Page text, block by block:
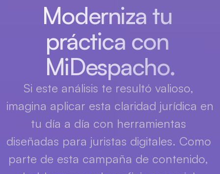
Moderniza tu
práctica con
MiDespacho.
Si este análisis te resultó valioso,
imagina aplicar esta claridad jurídica en
tu día a día con herramientas
diseñadas para juristas digitales. Como
parte de esta campaña de contenido,